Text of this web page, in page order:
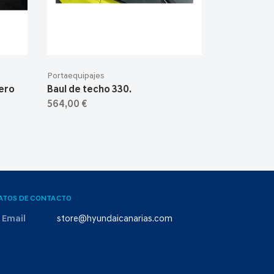
Portaequipajes
Baul de techo 330.
564,00 €
DE CONTACTO
Email store@hyundaicanarias.com